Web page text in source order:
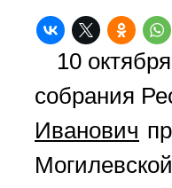
10
собрания
Иванович